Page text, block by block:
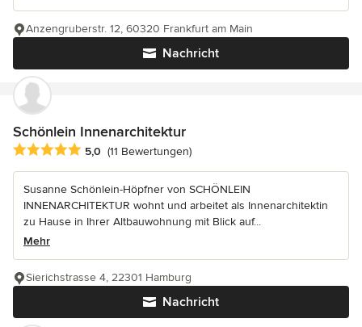
Nachricht
Anzengruberstr. 12, 60320 Frankfurt am Main
Schönlein Innenarchitektur
Durchschnittliche Bewertung: 5 von 5 Sternen
5,0 (11 Bewertungen)
Susanne Schönlein-Höpfner von SCHÖNLEIN
INNENARCHITEKTUR wohnt und arbeitet als Innenarchitektin
zu Hause in Ihrer Altbauwohnung mit Blick auf...
Mehr
Nachricht
Sierichstrasse 4, 22301 Hamburg